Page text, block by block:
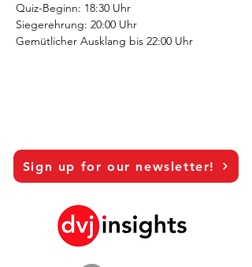
Quiz-Beginn: 18:30 Uhr
Siegerehrung: 20:00 Uhr
Gemütlicher Ausklang bis 22:00 Uhr
Sign up for our newsletter!